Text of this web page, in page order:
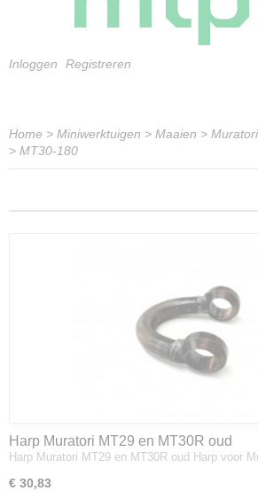
Inloggen Registreren
Home > Miniwerktuigen > Maaien > Muratori
> MT30-180
Harp Muratori MT29 en MT30R oud
Harp Muratori MT29 en MT30R oud Harp voor
€ 30,83